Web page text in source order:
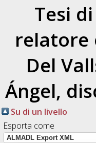
Tesi
relatore
Del
Ángel,
Su di un livello
Esporta come